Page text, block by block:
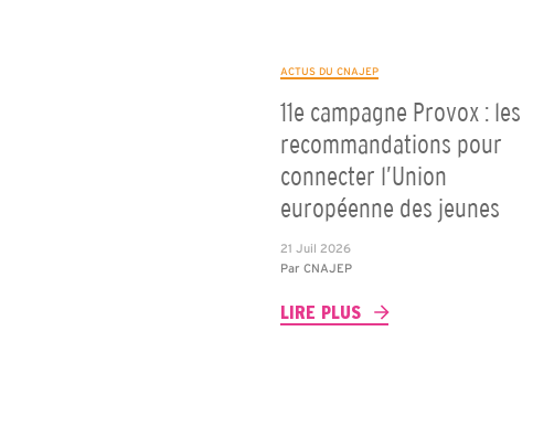
ACTUS DU CNAJEP
11e campagne Provox : les
recommandations pour
connecter l’Union
européenne des jeunes
21 Juil 2026
ParCNAJEP
LIRE PLUS